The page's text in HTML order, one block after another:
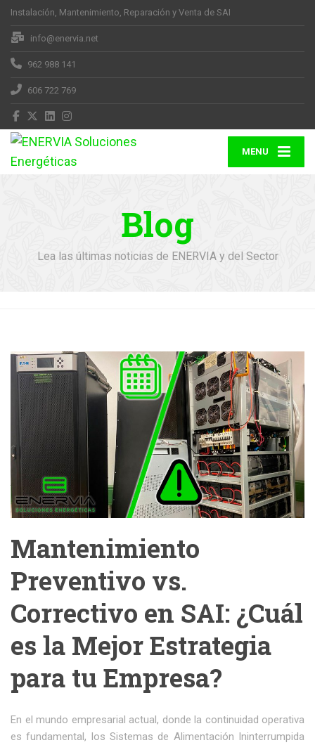
Instalación, Mantenimiento, Reparación y Venta de SAI
info@enervia.net
962 988 141
606 722 769
MENU
Blog
Lea las últimas noticias de ENERVIA y del Sector
Mantenimiento
Preventivo vs.
Correctivo en SAI: ¿Cuál
es la Mejor Estrategia
para tu Empresa?
En el mundo empresarial actual, donde la continuidad operativa
es fundamental, los Sistemas de Alimentación Ininterrumpida